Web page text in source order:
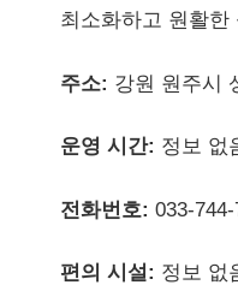
최소화하고 원활한
주소: 강원 원주시
운영 시간: 정보 없
전화번호: 033-
편의 시설: 정보 없